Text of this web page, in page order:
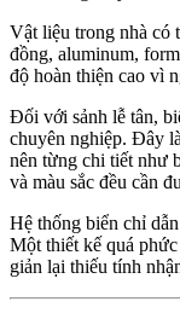
Vật liệu trong nhà có
đồng, aluminum,
độ hoàn thiện cao vì
Đối với sảnh lễ tân,
chuyên nghiệp. Đây
nên từng chi tiết như
và màu sắc đều cần
Hệ thống biển chỉ
Một thiết kế quá
giản lại thiếu tính